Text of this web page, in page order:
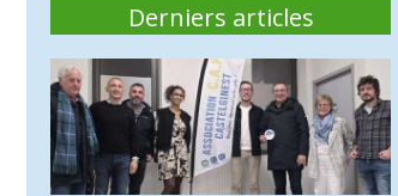
Derniers articles